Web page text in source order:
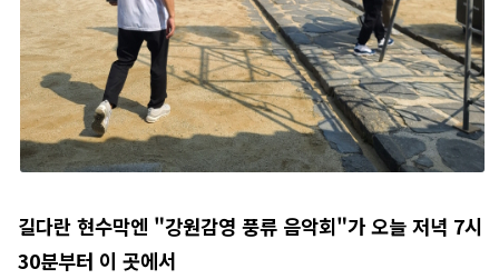
길다란 현수막엔 "강원감영 풍류 음악회"가 오늘 저녁 7시
30분부터 이 곳에서